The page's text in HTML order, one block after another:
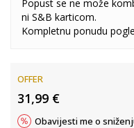
Popust se ne može
ni S&B karticom.
Kompletnu ponudu
OFFER
31,99 €
Obavijesti me o